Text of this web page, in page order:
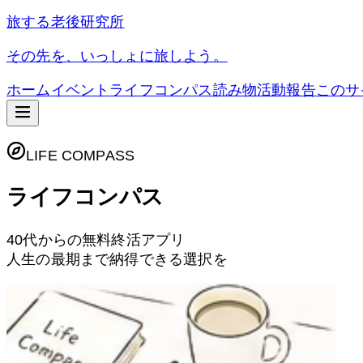
旅する老後研究所
その先を、いっしょに旅しよう。
ホーム イベント ライフコンパス読み物活動報告このサ
LIFE COMPASS
ライフコンパス
40代からの無料終活アプリ
人生の最期まで納得できる選択を